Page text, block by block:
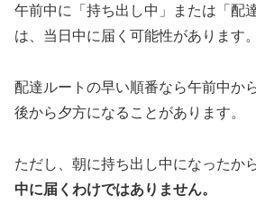
午前中に「持ち出し中」または「配
は、当日中に届く可能性があります。
配達ルートの早い順番なら午前中か
後から夕方になることがあります。
ただし、朝に持ち出し中になったか
中に届くわけではありません。